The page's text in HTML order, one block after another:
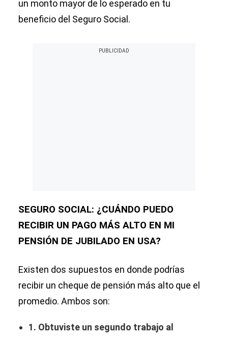
un monto mayor de lo esperado en tu
beneficio del Seguro Social.
SEGURO SOCIAL: ¿CUÁNDO PUEDO
RECIBIR UN PAGO MÁS ALTO EN MI
PENSIÓN DE JUBILADO EN USA?
Existen dos supuestos en donde podrías
recibir un cheque de pensión más alto que el
promedio. Ambos son:
1. Obtuviste un segundo trabajo al